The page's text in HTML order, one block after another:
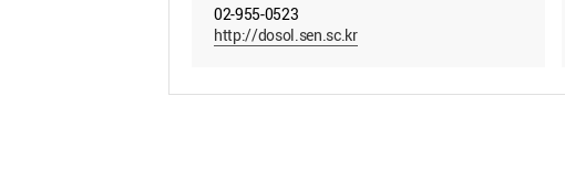
02-955-0523
http://dosol.sen.sc.kr